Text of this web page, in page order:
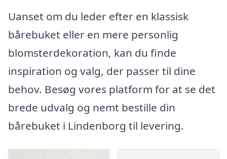
Uanset om du leder efter en klassisk
bårebuket eller en mere personlig
blomsterdekoration, kan du finde
inspiration og valg, der passer til dine
behov. Besøg vores platform for at se det
brede udvalg og nemt bestille din
bårebuket i Lindenborg til levering.